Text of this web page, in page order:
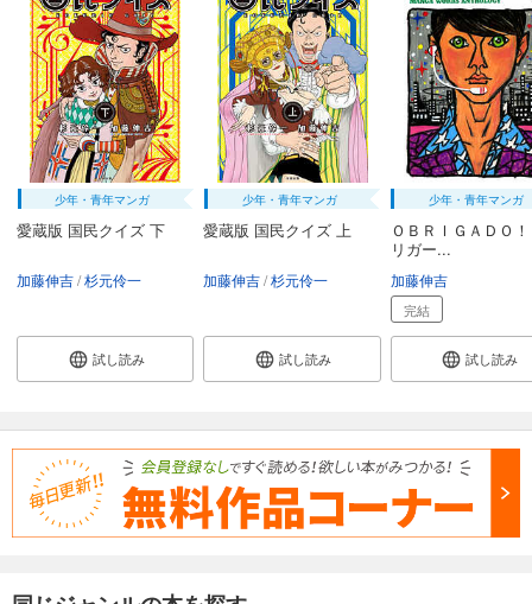
少年・青年マンガ
愛蔵版 国民クイズ 下
加藤伸吉 杉元伶一
試し読み
少年・青年マンガ
愛蔵版 国民クイズ 上
加藤伸吉 杉元伶一
試し読み
少年・青年マンガ
ＯＢＲＩＧＡＤＯ
リガー...
加藤伸吉
完結
試し読み